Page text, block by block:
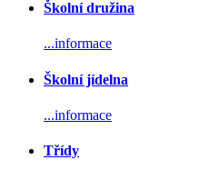
Školní družina
...informace
Školní jídelna
...informace
Třídy